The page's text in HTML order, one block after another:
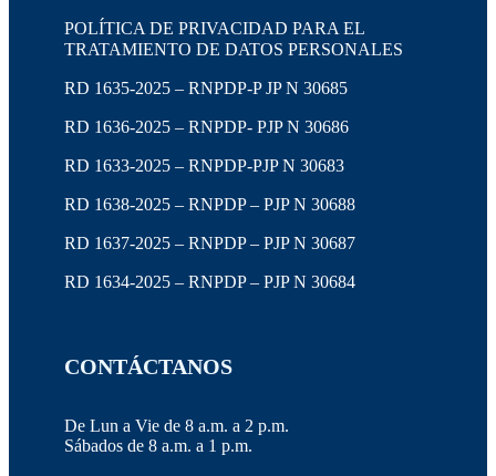
POLÍTICA DE PRIVACIDAD PARA EL
TRATAMIENTO DE DATOS PERSONALES
RD 1635-2025 – RNPDP-P JP N 30685
RD 1636-2025 – RNPDP- PJP N 30686
RD 1633-2025 – RNPDP-PJP N 30683
RD 1638-2025 – RNPDP – PJP N 30688
RD 1637-2025 – RNPDP – PJP N 30687
RD 1634-2025 – RNPDP – PJP N 30684
CONTÁCTANOS
De Lun a Vie de 8 a.m. a 2 p.m.
Sábados de 8 a.m. a 1 p.m.